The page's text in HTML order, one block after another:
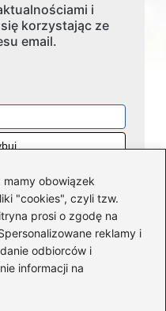
obowiązek
"cookies", czyli tzw.
prosi o zgodę na
reklamy i
odbiorców i
informacji na
i
korzystając ze
email.